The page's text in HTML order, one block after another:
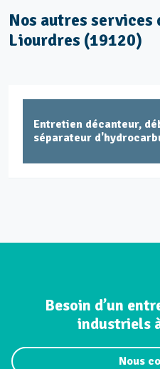
Nos autres services
Liourdres (19120)
Dépollution
hydrocarbures
Besoin d’un
industriels
Nous